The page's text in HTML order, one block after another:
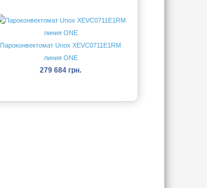
Пароконвектомат Unox XEVC0711E1RM
линия ONE
279 684 грн.